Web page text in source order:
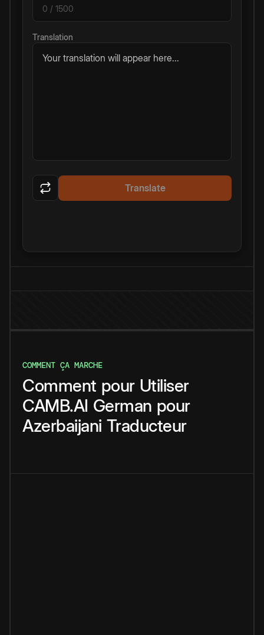
0 / 1500
Translation
Your translation will appear here...
Translate
COMMENT ÇA MARCHE
Comment pour Utiliser
CAMB.AI German pour
Azerbaijani Traducteur